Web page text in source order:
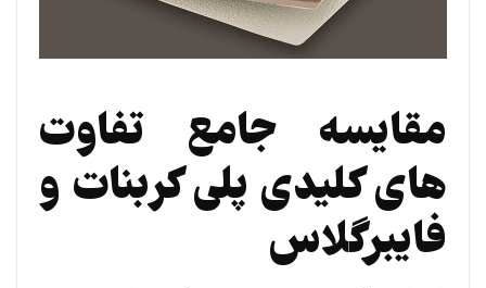
مقایسه جامع تفاوت
های کلیدی پلی کربنات و
فایبرگلاس